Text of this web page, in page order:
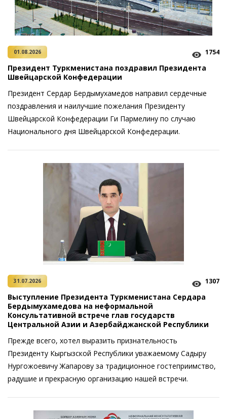
01.08.2026 1754
Президент Туркменистана поздравил Президента
Швейцарской Конфедерации
Президент Сердар Бердымухамедов направил сердечные
поздравления и наилучшие пожелания Президенту
Швейцарской Конфедерации Ги Пармелину по случаю
Национального дня Швейцарской Конфедерации.
31.07.2026 1307
Выступление Президента Туркменистана Сердара
Бердымухамедова на неформальной
Консультативной встрече глав государств
Центральной Азии и Азербайджанской Республики
Прежде всего, хотел выразить признательность
Президенту Кыргызской Республики уважаемому Садыру
Нургожоевичу Жапарову за традиционное гостеприимство,
радушие и прекрасную организацию нашей встречи.